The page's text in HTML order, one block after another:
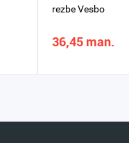
rezbe Vesbo
36,45 man.